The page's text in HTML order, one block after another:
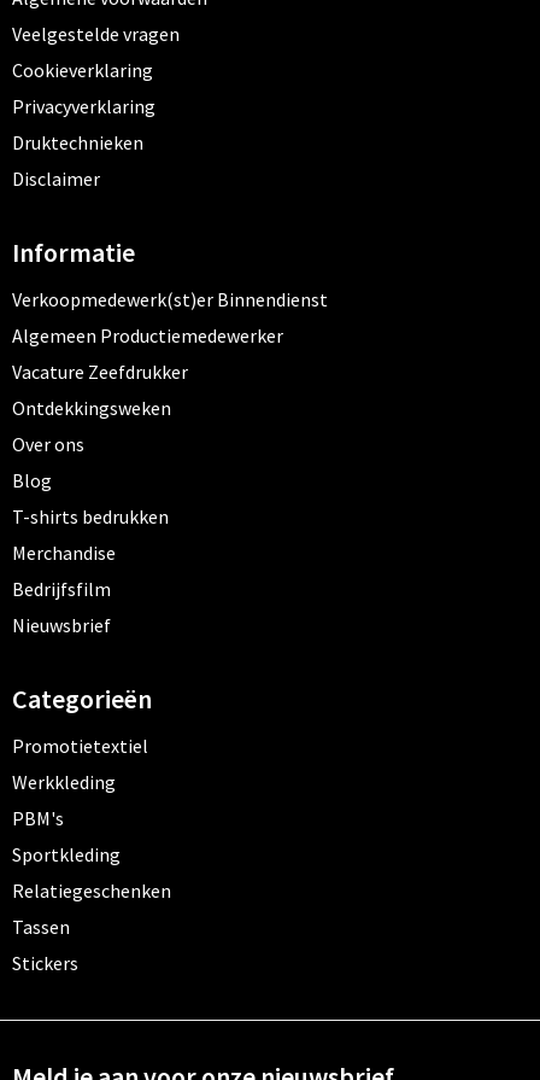
Veelgestelde vragen
Cookieverklaring
Privacyverklaring
Druktechnieken
Disclaimer
Informatie
Verkoopmedewerk(st)er Binnendienst
Algemeen Productiemedewerker
Vacature Zeefdrukker
Ontdekkingsweken
Over ons
Blog
T-shirts bedrukken
Merchandise
Bedrijfsfilm
Nieuwsbrief
Categorieën
Promotietextiel
Werkkleding
PBM's
Sportkleding
Relatiegeschenken
Tassen
Stickers